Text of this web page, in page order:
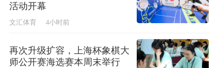
活动开幕
文汇体育 4小时前
再次升级扩容，上海杯象棋大
师公开赛海选赛本周末举行